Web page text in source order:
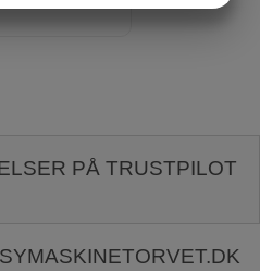
PÅ TRUSTPILOT
STATISTIK